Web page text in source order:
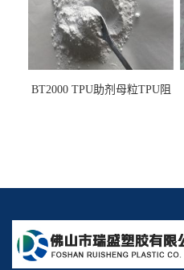
BT2000 TPU助剂母粒TPU阻